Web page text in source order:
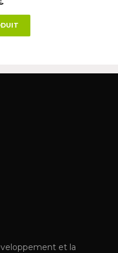
et la